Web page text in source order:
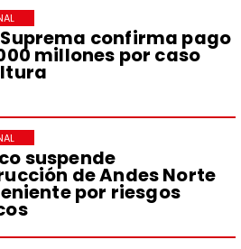
confirma pago
millones por caso
suspende
de Andes Norte
por riesgos